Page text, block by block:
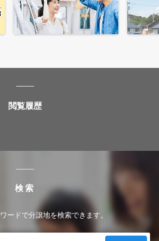
閲覧履歴
検索
ードで分譲地を検索できます。